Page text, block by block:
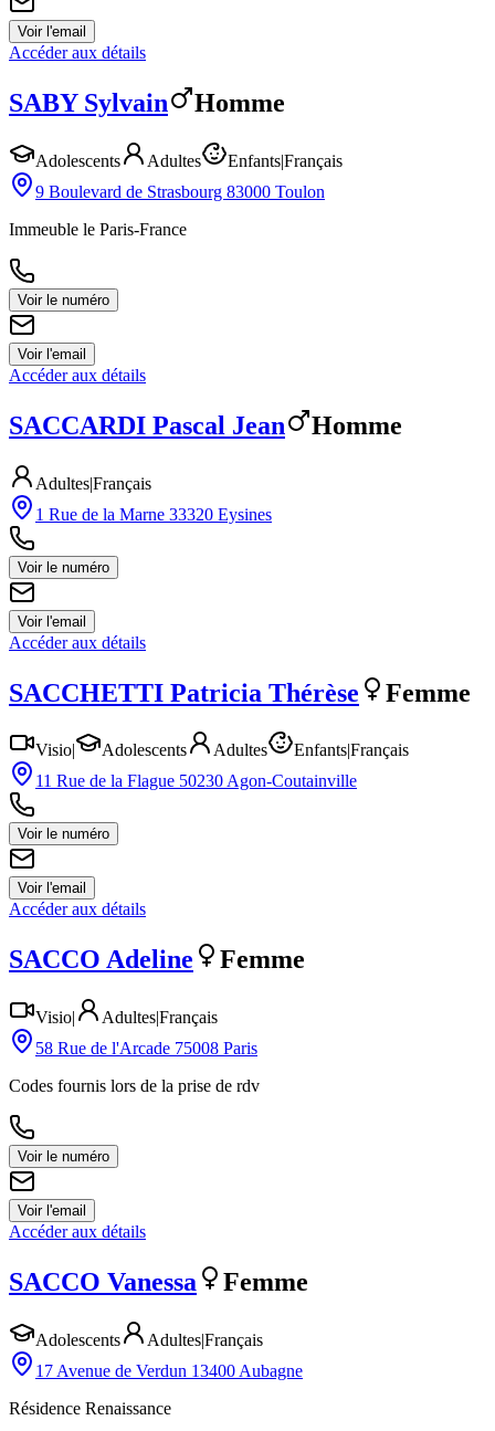
Voir l'email
Accéder aux détails
SABY Sylvain Homme
Adolescents Adultes Enfants|Français
9 Boulevard de Strasbourg 83000 Toulon
Immeuble le Paris-France
Voir le numéro
Voir l'email
Accéder aux détails
SACCARDI Pascal Jean Homme
Adultes|Français
1 Rue de la Marne 33320 Eysines
Voir le numéro
Voir l'email
Accéder aux détails
SACCHETTI Patricia Thérèse Femme
Visio| Adolescents Adultes Enfants|Français
11 Rue de la Flague 50230 Agon-Coutainville
Voir le numéro
Voir l'email
Accéder aux détails
SACCO Adeline Femme
Visio| Adultes|Français
58 Rue de l'Arcade 75008 Paris
Codes fournis lors de la prise de rdv
Voir le numéro
Voir l'email
Accéder aux détails
SACCO Vanessa Femme
Adolescents Adultes|Français
17 Avenue de Verdun 13400 Aubagne
Résidence Renaissance